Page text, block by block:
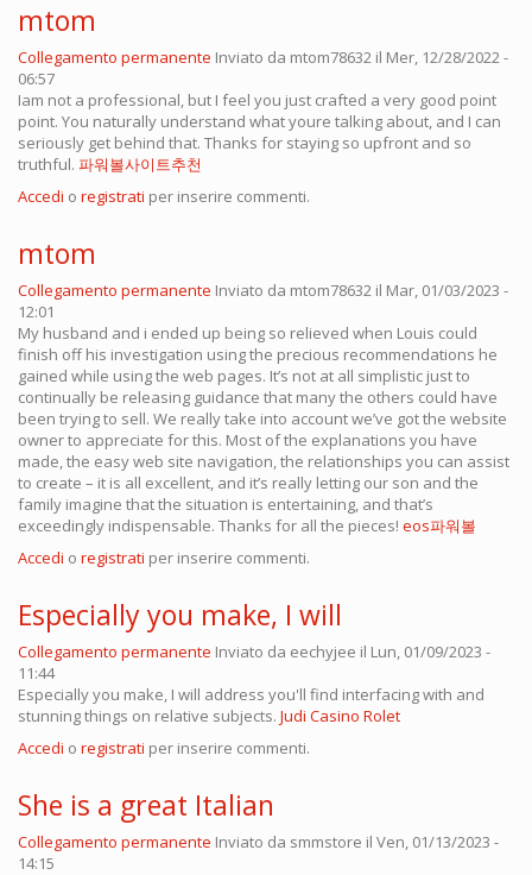
mtom
Collegamento permanente Inviato da mtom78632 il Mer, 12/28/2022 -
06:57
Iam not a professional, but I feel you just crafted a very good point
point. You naturally understand what youre talking about, and I can
seriously get behind that. Thanks for staying so upfront and so
truthful. 파워볼사이트추천
Accedi o registrati per inserire commenti.
mtom
Collegamento permanente Inviato da mtom78632 il Mar, 01/03/2023 -
12:01
My husband and i ended up being so relieved when Louis could
finish off his investigation using the precious recommendations he
gained while using the web pages. It’s not at all simplistic just to
continually be releasing guidance that many the others could have
been trying to sell. We really take into account we’ve got the website
owner to appreciate for this. Most of the explanations you have
made, the easy web site navigation, the relationships you can assist
to create – it is all excellent, and it’s really letting our son and the
family imagine that the situation is entertaining, and that’s
exceedingly indispensable. Thanks for all the pieces! eos파워볼
Accedi o registrati per inserire commenti.
Especially you make, I will
Collegamento permanente Inviato da eechyjee il Lun, 01/09/2023 -
11:44
Especially you make, I will address you'll find interfacing with and
stunning things on relative subjects. Judi Casino Rolet
Accedi o registrati per inserire commenti.
She is a great Italian
Collegamento permanente Inviato da smmstore il Ven, 01/13/2023 -
14:15